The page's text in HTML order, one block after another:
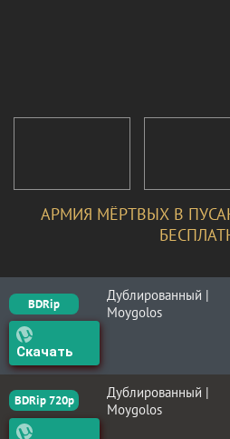
АРМИЯ МЁРТВЫХ В
BDRip
Дублированный |
Moygolos
Скачать
BDRip 720p
Дублированный |
Moygolos